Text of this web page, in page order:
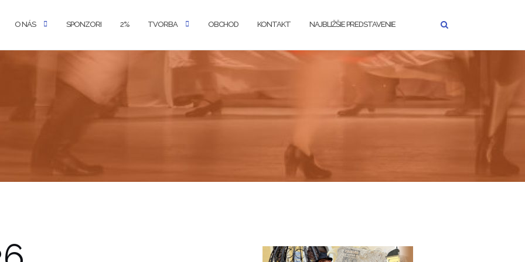
O NÁS SPONZORI 2% TVORBA OBCHOD KONTAKT NAJBLIŽŠIE PREDSTAVENIE